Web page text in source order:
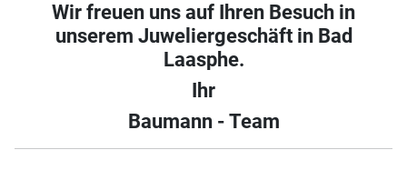
Wir freuen uns auf Ihren Besuch in
unserem Juweliergeschäft in Bad
Laasphe.
Ihr
Baumann - Team